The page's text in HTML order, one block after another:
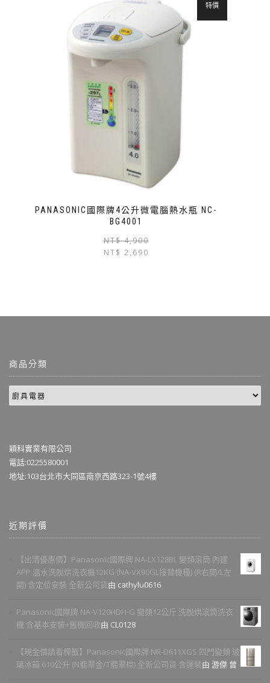
PANASONIC國際牌4公升微電腦熱水瓶 NC-
BG4001
特價
NT$4,900
NT$ 2,690
商品分類
穎科實業有限公司
電話:0225580001
地址:103台北市大同區南京西路323-1號4樓
近期評價
【出清優惠價】Panasonic國際牌 NA-LX128BL 變頻滾筒 內建
APP 溫水洗脫烘洗衣機12KG (NA-VX90GL接替機種) (R右開/L左
開) 含定位安裝 全新公司貨由 cathylu0616
Panasonic國際牌 NA-V120HDH-G 變頻12公斤 洗脫烘滾筒洗衣
機 含基本安裝+舊機回收由 CL0128
【現金價請看標籤】Panasonic國際牌 NR-D611XGS 四門變頻 玻
璃冰箱 610公升 (N翡翠金/T翡翠棕) 全新公司貨 含運裝由 游傑 曾